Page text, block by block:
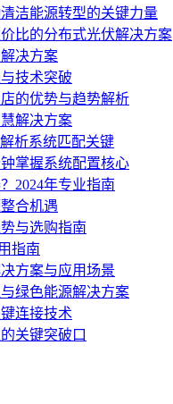
洁能源转型的关键力量
比的分布式光伏解决方案
决方案
技术突破
的优势与趋势解析
解决方案
析系统匹配关键
掌握系统配置核心
2024年专业指南
合机遇
与选购指南
指南
方案与应用场景
绿色能源解决方案
连接技术
关键突破口